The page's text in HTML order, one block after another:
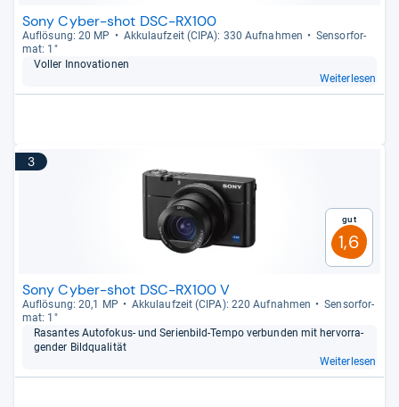
Sony Cyber-shot DSC-RX100
Auf­lö­sung: 20 MP Akku­lauf­zeit (CIPA): 330 Auf­nah­men
Sen­sor­for­
mat: 1"
Vol­ler Inno­va­tio­nen
Weiterlesen
3
Gut
1,6
Sony Cyber-shot DSC-RX100 V
Auf­lö­sung: 20,1 MP Akku­lauf­zeit (CIPA): 220 Auf­nah­men
Sen­sor­for­
mat: 1"
Rasan­tes Auto­fo­kus-​ und Seri­en­bild-​Tempo ver­bun­den mit her­vor­ra­
gen­der Bild­qua­li­tät
Weiterlesen